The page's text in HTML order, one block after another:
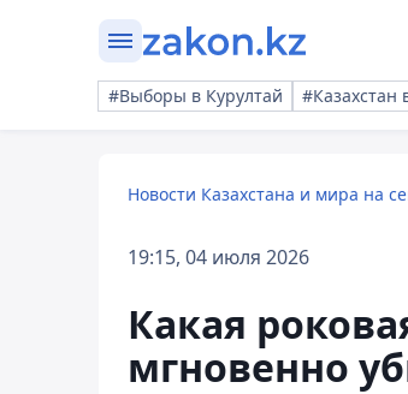
#Выборы в Курултай #Казахстан
Новости Казахстана и мира на
19:15, 04 июля 2026
Какая
мгновенно